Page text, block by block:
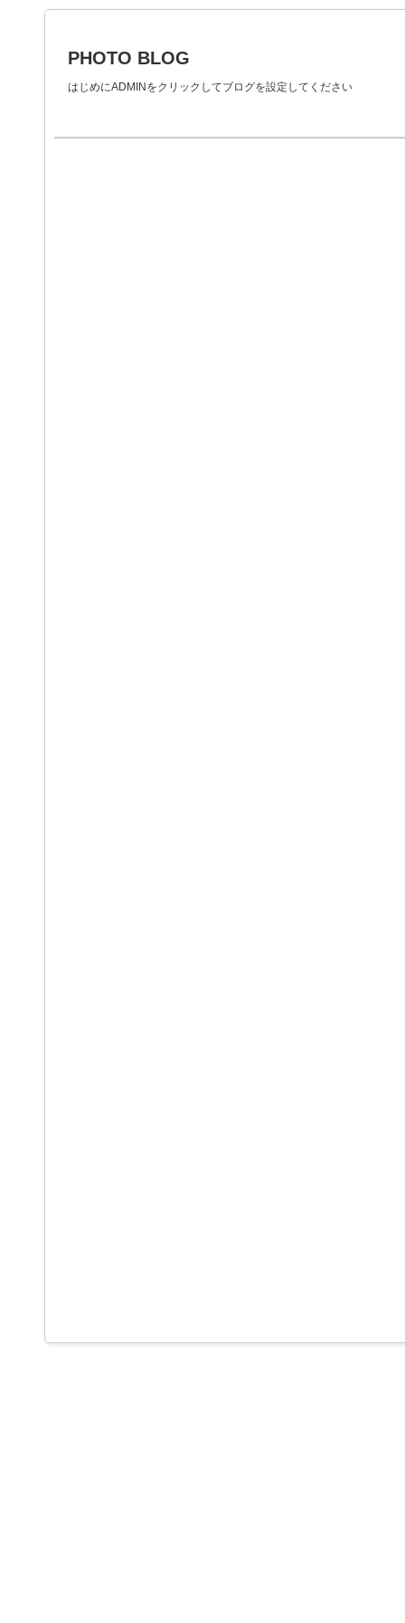
PHOTO BLOG
はじめにADMINをクリックしてブログを設定してください